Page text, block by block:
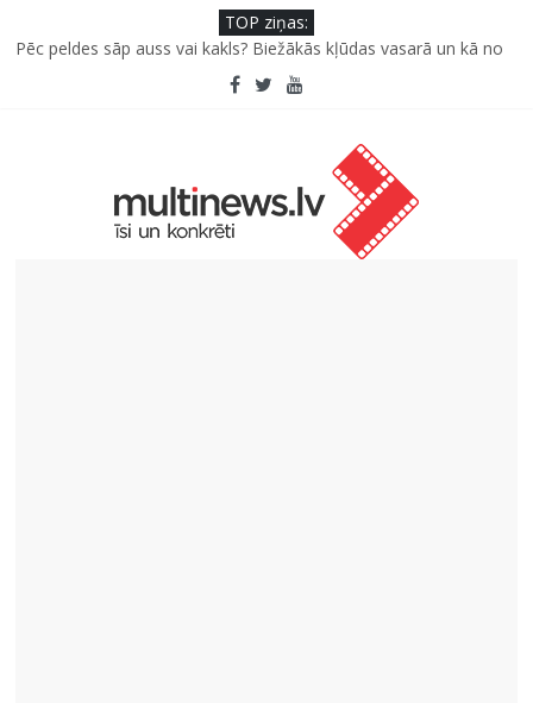
TOP ziņas:
Pēc peldes sāp auss vai kakls? Biežākās kļūdas vasarā un kā no
Kā neuzkāpt uz tiem pašiem grābekļiem: 5 iespējamās kļūdas
Šefpavārs iesaka, kā gudri un izdevīgi izmantot kabačus no
5 svarīgi soļi, lai bērns skolā atgrieztos vesels un gatavs